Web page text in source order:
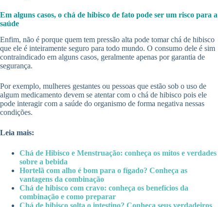
Em alguns casos, o chá de hibisco de fato pode ser um risco para a
saúde
Enfim, não é porque quem tem pressão alta pode tomar chá de hibisco
que ele é inteiramente seguro para todo mundo. O consumo dele é sim
contraindicado em alguns casos, geralmente apenas por garantia de
segurança.
Por exemplo, mulheres gestantes ou pessoas que estão sob o uso de
algum medicamento devem se atentar com o chá de hibisco pois ele
pode interagir com a saúde do organismo de forma negativa nessas
condições.
Leia mais:
Chá de Hibisco e Menstruação: conheça os mitos e verdades
sobre a bebida
Hortelã com alho é bom para o fígado? Conheça as
vantagens da combinação
Chá de hibisco com cravo: conheça os benefícios da
combinação e como preparar
Chá de hibisco solta o intestino? Conheça seus verdadeiros